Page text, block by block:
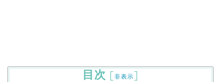
目次 [非表示]